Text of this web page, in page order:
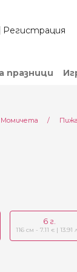
Регистрация
празници
Момичета
6 г.
116 см - 7.11 € | 13.91